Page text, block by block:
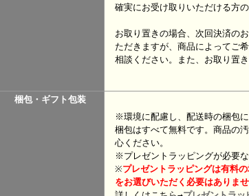
確実にお受け取りいただける方
お取り置きの場合、次回決済の
ただきますが、商品によってご
相談ください。また、お取り置
梱包・ギフト包装
※環境に配慮し、配送時の梱包
梱包はすべて無料です。商品の
心ください。
※プレゼントラッピングが必要
※プレゼント ラッピングは有料
をお選びいただく必要はありませ